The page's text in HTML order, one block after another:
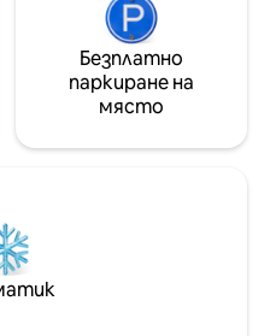
Безплатно
паркиране на
място